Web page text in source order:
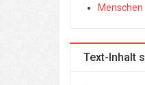
Menschen
Text-Inhalt